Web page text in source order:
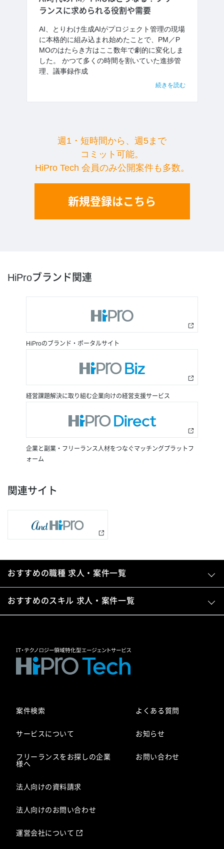
ランスに求められる役割や需要
AI、とりわけ生成AIがプロジェクト管理の現場
に本格的に組み込まれ始めたことで、PM／P
MOのはたらき方はここ数年で劇的に変化しま
した。 かつて多くの時間を割いていた進捗管
理、議事録作成
続きを読む
週1・短時間から、週5まで
コミット可能。
HiPro Tech 会員のみ公開案件も多数。
新規登録はこちら
HiProブランド関連
HiProのブランド・ポータルサイト
経営課題解決に取り組む企業向けの経営支援サービス
企業と副業・フリーランス人材をつなぐマッチングプラットフ
ォーム
関連サイト
おすすめの職種 求人・案件一覧
おすすめのスキル 求人・案件一覧
案件検索
サービスについて
フリーランスをお探しの企業
様へ
法人向けの資料請求
法人向けのお問い合わせ
よくある質問
お知らせ
お問い合わせ
運営会社について